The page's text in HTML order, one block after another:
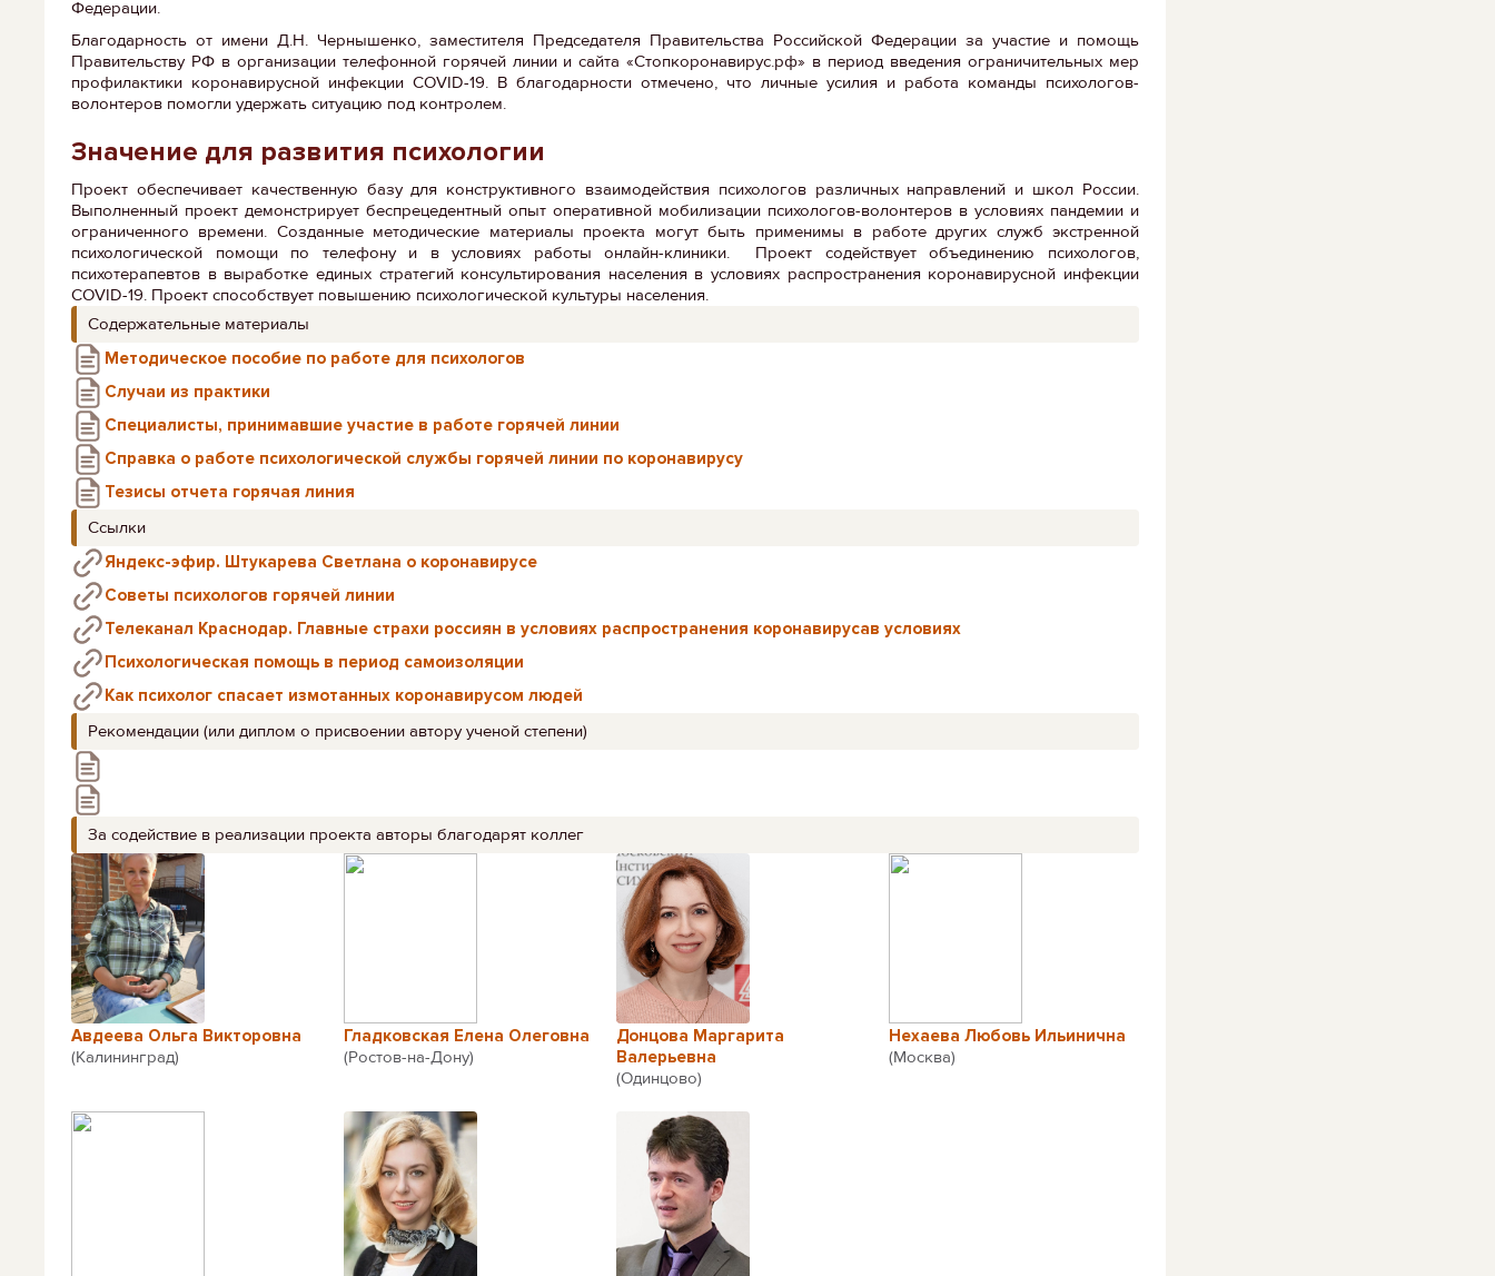
Федерации.
Благодарность от имени Д.Н. Чернышенко, заместителя Председателя Правительства Российской Федерации за участие и помощь
Правительству РФ в организации телефонной горячей линии и сайта «Стопкоронавирус.рф» в период введения ограничительных мер
профилактики коронавирусной инфекции COVID-19. В благодарности отмечено, что личные усилия и работа команды психологов-
волонтеров помогли удержать ситуацию под контролем.
Значение для развития психологии
Проект обеспечивает качественную базу для конструктивного взаимодействия психологов различных направлений и школ России.
Выполненный проект демонстрирует беспрецедентный опыт оперативной мобилизации психологов-волонтеров в условиях пандемии и
ограниченного времени. Созданные методические материалы проекта могут быть применимы в работе других служб экстренной
психологической помощи по телефону и в условиях работы онлайн-клиники. Проект содействует объединению психологов,
психотерапевтов в выработке единых стратегий консультирования населения в условиях распространения коронавирусной инфекции
COVID-19. Проект способствует повышению психологической культуры населения.
Содержательные материалы
Методическое пособие по работе для психологов
Случаи из практики
Специалисты, принимавшие участие в работе горячей линии
Справка о работе психологической службы горячей линии по коронавирусу
Тезисы отчета горячая линия
Ссылки
Яндекс-эфир. Штукарева Светлана о коронавирусе
Советы психологов горячей линии
Телеканал Краснодар. Главные страхи россиян в условиях распространения коронавирусав условиях
Психологическая помощь в период самоизоляции
Как психолог спасает измотанных коронавирусом людей
Рекомендации (или диплом о присвоении автору ученой степени)
За содействие в реализации проекта авторы благодарят коллег
Авдеева Ольга Викторовна
(Калининград)
Гладковская Елена Олеговна
(Ростов-на-Дону)
Донцова Маргарита
Валерьевна
(Одинцово)
Нехаева Любовь Ильинична
(Москва)